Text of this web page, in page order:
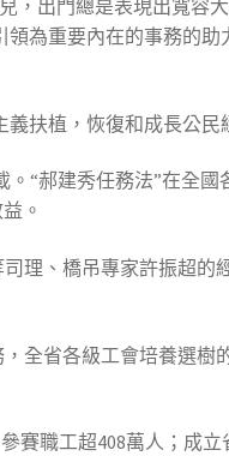
，出門總是表現出寬容
為重要內在的事務的助
扶植，恢復和成長公民
。“郝建秀任務法”在全
。
理、橋吊專家許振超的
全省各級工會培養選樹
賽職工超408萬人；成